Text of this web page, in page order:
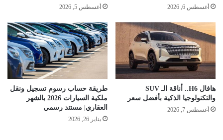
أغسطس 6, 2026 أغسطس 5, 2026
هافال H6.. أناقة الـ SUV
والتكنولوجيا الذكية بأفضل سعر
أغسطس 7, 2026
طريقة حساب رسوم تسجيل ونقل
ملكية السيارات 2026 بالشهر
العقاري| مستند رسمي
يناير 26, 2026